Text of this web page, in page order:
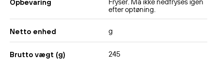
Opbevaring
Fryser. Må ikke nedfryses igen
efter optøning.
Netto enhed g
Brutto vægt (g) 245